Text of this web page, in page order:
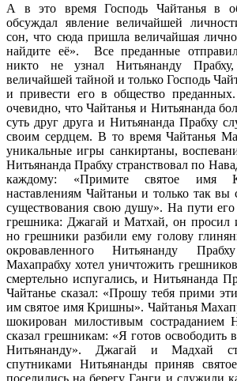
А в это время Господь Чайтанья в
обсуждал явление величайшей
сон, что сюда пришла величайшая
найдите её». Все преданные
никто не узнал Нитьянанду
величайшей тайной и только Господь
и привести его в общество
очевидно, что Чайтанья и Нитьянанда
суть друг друга и Нитьянанда Прабху
своим сердцем. В то время Чайтанья
уникальные игры санкиртаны,
Нитьянанда Прабху странствовал по
каждому: «Примите святое имя
наставлениям Чайтаньи и только так вы
существования свою душу». На пути его
грешника: Джагай и Матхай, он просил
но грешники разбили ему голову
окровавленного Нитьянанду
Махапрабху хотел уничтожить
смертельно испугались, и Нитьянанда
Чайтанье сказал: «Прошу тебя прими
им святое имя Кришны». Чайтанья
шокирован милостивым состраданием
сказал грешникам: «Я готов освободить
Нитьянанду». Джагай и Мадхай
спутниками Нитьянанды приняв
поселились на берегу Ганги и служили